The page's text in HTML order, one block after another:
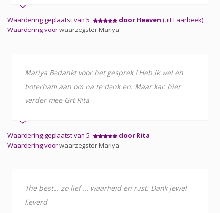
Waardering geplaatst van 5 door Heaven (uit Laarbeek)
Waardering voorwaarzegster Mariya
Mariya Bedankt voor het gesprek ! Heb ik wel en
boterham aan om na te denk en. Maar kan hier
verder mee Grt Rita
Waardering geplaatst van 5
door Rita
Waardering voorwaarzegster Mariya
The best... zo lief ... waarheid en rust. Dank jewel
lieverd